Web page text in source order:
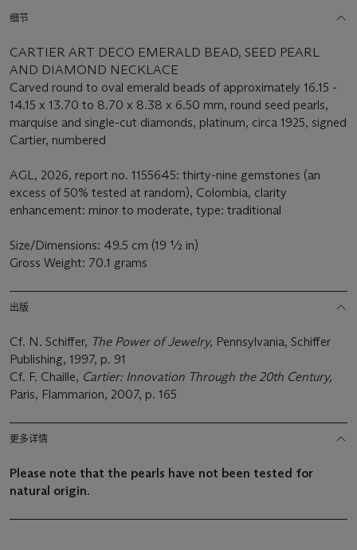
细节
CARTIER ART DECO EMERALD BEAD, SEED PEARL
AND DIAMOND NECKLACE
Carved round to oval emerald beads of approximately 16.15 -
14.15 x 13.70 to 8.70 x 8.38 x 6.50 mm, round seed pearls,
marquise and single-cut diamonds, platinum, circa 1925, signed
Cartier, numbered
AGL, 2026, report no. 1155645: thirty-nine gemstones (an
excess of 50% tested at random), Colombia, clarity
enhancement: minor to moderate, type: traditional
Size/Dimensions: 49.5 cm (19 ½ in)
Gross Weight: 70.1 grams
出版
Cf. N. Schiffer, The Power of Jewelry, Pennsylvania, Schiffer
Publishing, 1997, p. 91
Cf. F. Chaille, Cartier: Innovation Through the 20th Century,
Paris, Flammarion, 2007, p. 165
更多详情
Please note that the pearls have not been tested for
natural origin.